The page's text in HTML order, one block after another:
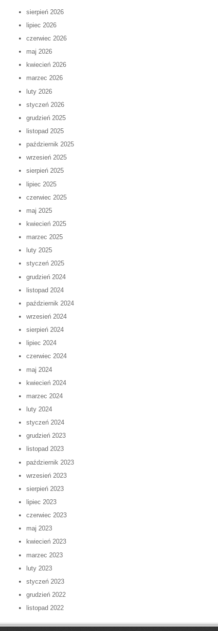
sierpień 2026
lipiec 2026
czerwiec 2026
maj 2026
kwiecień 2026
marzec 2026
luty 2026
styczeń 2026
grudzień 2025
listopad 2025
październik 2025
wrzesień 2025
sierpień 2025
lipiec 2025
czerwiec 2025
maj 2025
kwiecień 2025
marzec 2025
luty 2025
styczeń 2025
grudzień 2024
listopad 2024
październik 2024
wrzesień 2024
sierpień 2024
lipiec 2024
czerwiec 2024
maj 2024
kwiecień 2024
marzec 2024
luty 2024
styczeń 2024
grudzień 2023
listopad 2023
październik 2023
wrzesień 2023
sierpień 2023
lipiec 2023
czerwiec 2023
maj 2023
kwiecień 2023
marzec 2023
luty 2023
styczeń 2023
grudzień 2022
listopad 2022